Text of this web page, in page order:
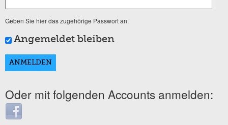
Geben Sie hier das zugehörige Passwort an.
Angemeldet bleiben
Oder mit folgenden Accounts anmelden:
Login with Facebook